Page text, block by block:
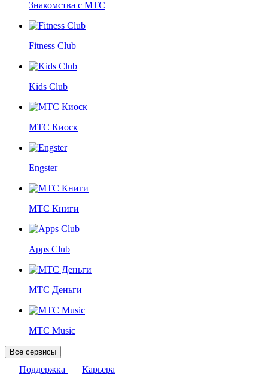
Знакомства с МТС
Fitness Club
Kids Club
МТС Киоск
Engster
МТС Книги
Apps Club
МТС Деньги
МТС Music
Все сервисы
Поддержка
Карьера